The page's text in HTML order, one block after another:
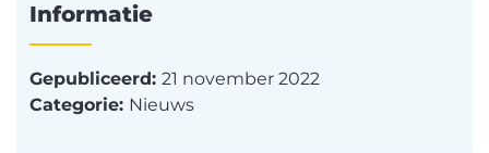
Informatie
Gepubliceerd: 21 november 2022
Categorie: Nieuws